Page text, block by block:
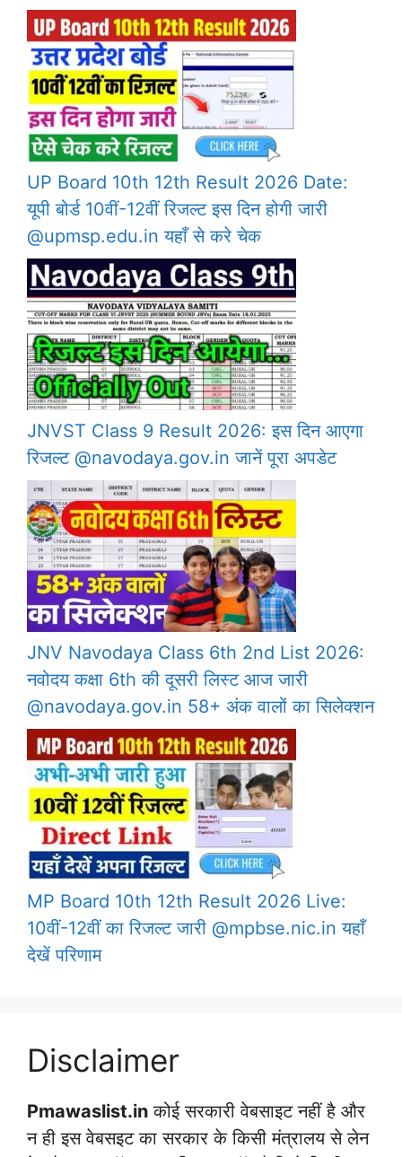
UP Board 10th 12th Result 2026 Date:
यूपी बोर्ड 10वीं-12वीं रिजल्ट इस दिन होगी जारी
@upmsp.edu.in यहाँ से करे चेक
JNVST Class 9 Result 2026: इस दिन आएगा
रिजल्ट @navodaya.gov.in जानें पूरा अपडेट
JNV Navodaya Class 6th 2nd List 2026:
नवोदय कक्षा 6th की दूसरी लिस्ट आज जारी
@navodaya.gov.in 58+ अंक वालों का सिलेक्शन
MP Board 10th 12th Result 2026 Live:
10वीं-12वीं का रिजल्ट जारी @mpbse.nic.in यहाँ
देखें परिणाम
Disclaimer
Pmawaslist.in कोई सरकारी वेबसाइट नहीं है और
न ही इस वेबसइट का सरकार के किसी मंत्रालय से लेन